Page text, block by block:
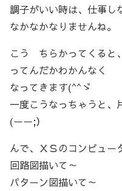
調子がいい時は、仕事し
なかなかなりませんね。
こう ちらかってくると
ってんだかわかんなく
なってきます(^^ゞ
一度こうなっちゃうと、
(ーー;）
んで、ＸＳのコンピュー
回路図描いて～
パターン図描いて～